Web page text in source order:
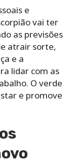
e
vai ter
as previsões
atrair sorte,
e a
lidar com as
O verde
e promove